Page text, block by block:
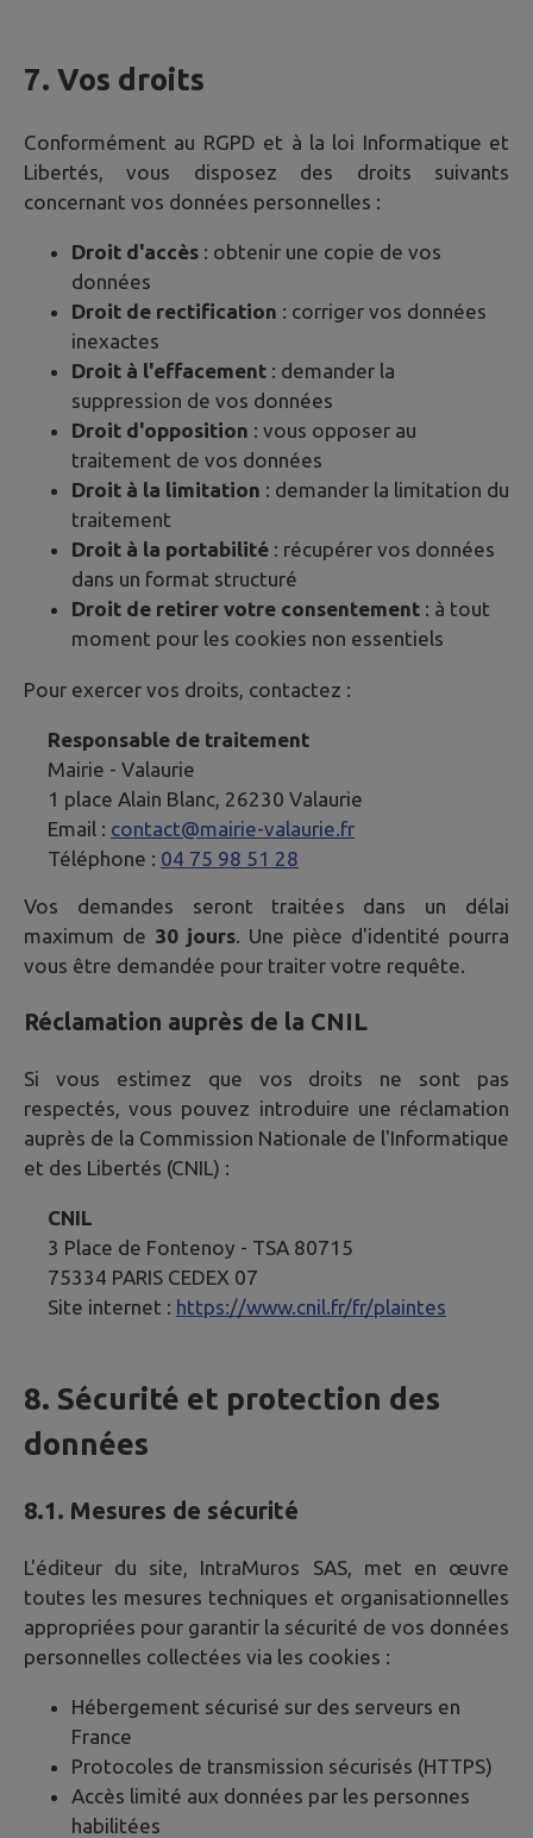
7. Vos droits
Conformément au RGPD et à la loi Informatique et
Libertés, vous disposez des droits suivants
concernant vos données personnelles :
Droit d'accès : obtenir une copie de vos
données
Droit de rectification : corriger vos données
inexactes
Droit à l'effacement : demander la
suppression de vos données
Droit d'opposition : vous opposer au
traitement de vos données
Droit à la limitation : demander la limitation du
traitement
Droit à la portabilité : récupérer vos données
dans un format structuré
Droit de retirer votre consentement : à tout
moment pour les cookies non essentiels
Pour exercer vos droits, contactez :
Responsable de traitement
Mairie - Valaurie
1 place Alain Blanc, 26230 Valaurie
Email : contact@mairie-valaurie.fr
Téléphone : 04 75 98 51 28
Vos demandes seront traitées dans un délai
maximum de 30 jours . Une pièce d'identité pourra
vous être demandée pour traiter votre requête.
Réclamation auprès de la CNIL
Si vous estimez que vos droits ne sont pas
respectés, vous pouvez introduire une réclamation
auprès de la Commission Nationale de l'Informatique
et des Libertés (CNIL) :
CNIL
3 Place de Fontenoy - TSA 80715
75334 PARIS CEDEX 07
Site internet : https://www.cnil.fr/fr/plaintes
8. Sécurité et protection des
données
8.1. Mesures de sécurité
L'éditeur du site, IntraMuros SAS, met en œuvre
toutes les mesures techniques et organisationnelles
appropriées pour garantir la sécurité de vos données
personnelles collectées via les cookies :
Hébergement sécurisé sur des serveurs en
France
Protocoles de transmission sécurisés (HTTPS)
Accès limité aux données par les personnes
habilitées